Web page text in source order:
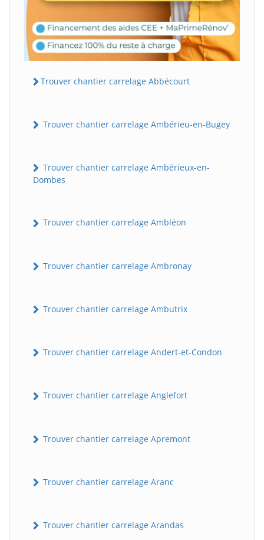
Trouver chantier carrelage Abbécourt
Trouver chantier carrelage Ambérieu-en-Bugey
Trouver chantier carrelage Ambérieux-en-
Dombes
Trouver chantier carrelage Ambléon
Trouver chantier carrelage Ambronay
Trouver chantier carrelage Ambutrix
Trouver chantier carrelage Andert-et-Condon
Trouver chantier carrelage Anglefort
Trouver chantier carrelage Apremont
Trouver chantier carrelage Aranc
Trouver chantier carrelage Arandas